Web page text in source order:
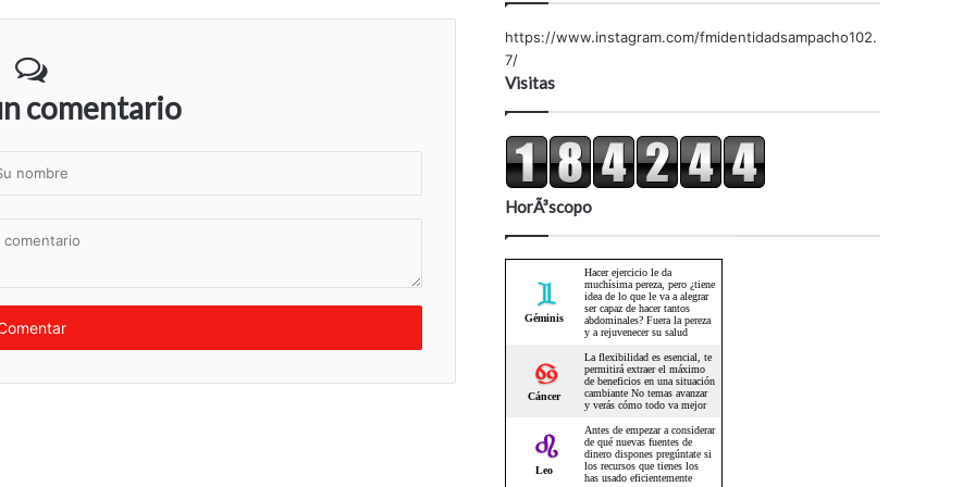
comentario
https://www.instagram.com/fmidentidadsampacho102.
7/
Visitas
HorÃ³scopo